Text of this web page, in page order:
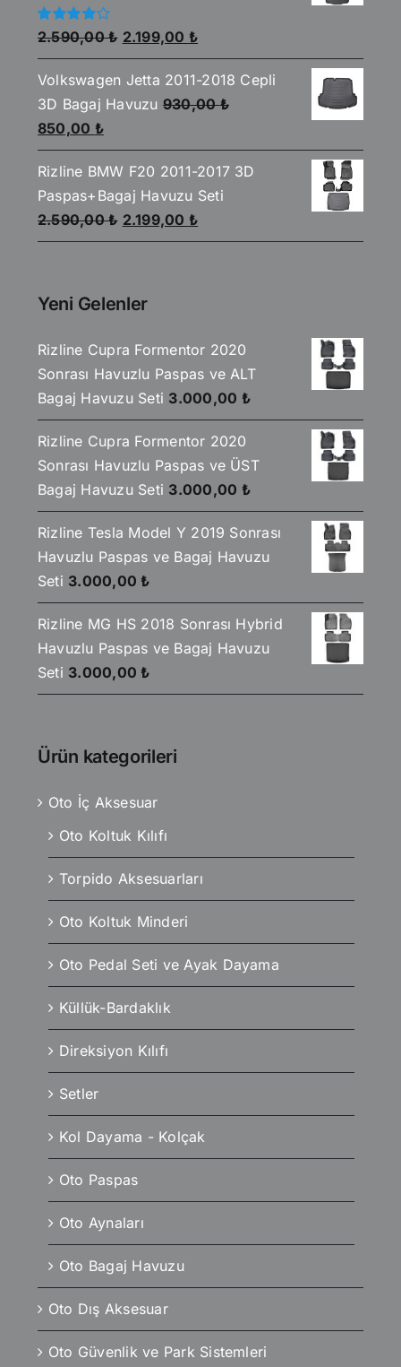
5
üzerinden
4.00oy
aldı
2.590,00₺ Orijinal
fiyat:
2.590,00 ₺.
2.199,00 ₺Şu
andaki
fiyat:
2.199,00 ₺.
Volkswagen Jetta 2011-2018 Cepli
3D Bagaj Havuzu 930,00₺
Orijinal
fiyat:
930,00 ₺.
850,00 ₺Şu
andaki
fiyat:
850,00 ₺.
Rizline BMW F20 2011-2017 3D
Paspas+Bagaj Havuzu Seti
2.590,00₺ Orijinal
fiyat:
2.199,00 ₺Şu
andaki
Yeni Gelenler
Rizline Cupra Formentor 2020
Sonrası Havuzlu Paspas ve ALT
Bagaj Havuzu Seti 3.000,00 ₺
Rizline Cupra Formentor 2020
Sonrası Havuzlu Paspas ve ÜST
Bagaj Havuzu Seti 3.000,00 ₺
Rizline Tesla Model Y 2019 Sonrası
Havuzlu Paspas ve Bagaj Havuzu
Seti 3.000,00 ₺
Rizline MG HS 2018 Sonrası Hybrid
Havuzlu Paspas ve Bagaj Havuzu
Seti 3.000,00 ₺
Ürün kategorileri
Oto İç Aksesuar
Oto Koltuk Kılıfı
Torpido Aksesuarları
Oto Koltuk Minderi
Oto Pedal Seti ve Ayak Dayama
Küllük-Bardaklık
Direksiyon Kılıfı
Setler
Kol Dayama - Kolçak
Oto Paspas
Oto Aynaları
Oto Bagaj Havuzu
Oto Dış Aksesuar
Oto Güvenlik ve Park Sistemleri